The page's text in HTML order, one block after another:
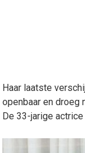
Haar laatste
openbaar en droeg
De 33-jarige